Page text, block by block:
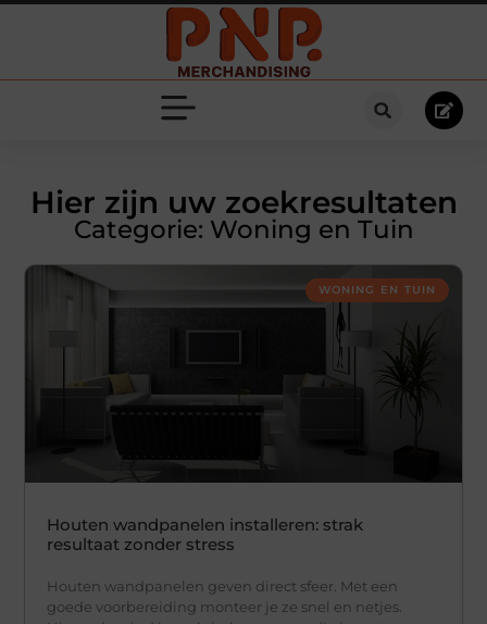
Hier zijn uw zoekresultaten
Categorie: Woning en Tuin
WONING EN TUIN
Houten wandpanelen installeren: strak
resultaat zonder stress
Houten wandpanelen geven direct sfeer. Met een
goede voorbereiding monteer je ze snel en netjes.